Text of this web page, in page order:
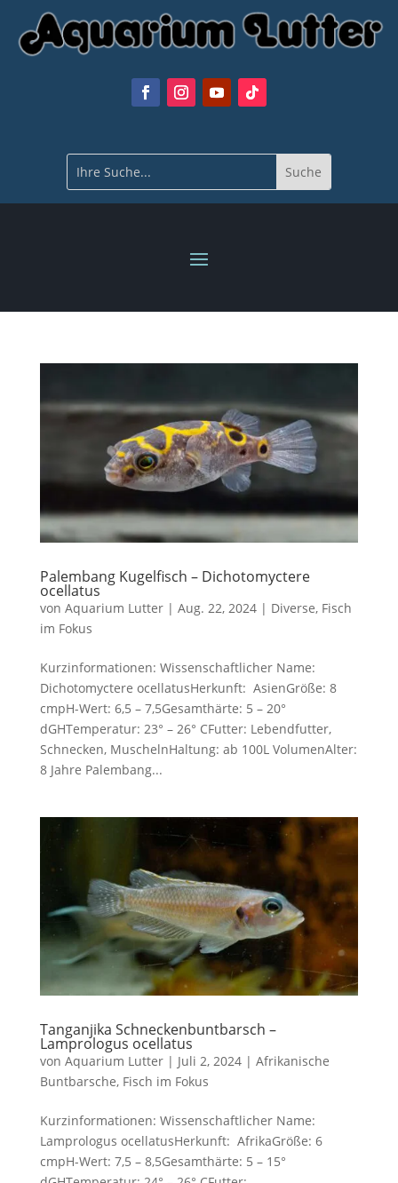
Palembang Kugelfisch – Dichotomyctere
ocellatus
von Aquarium Lutter| Aug. 22, 2024| Diverse, Fisch
im Fokus
Kurzinformationen: Wissenschaftlicher Name:
Dichotomyctere ocellatusHerkunft: AsienGröße: 8
cmpH-Wert: 6,5 – 7,5Gesamthärte: 5 – 20°
dGHTemperatur: 23° – 26° CFutter: Lebendfutter,
Schnecken, MuschelnHaltung: ab 100L VolumenAlter:
8 Jahre Palembang...
Tanganjika Schneckenbuntbarsch –
Lamprologus ocellatus
von Aquarium Lutter| Juli 2, 2024| Afrikanische
Buntbarsche, Fisch im Fokus
Kurzinformationen: Wissenschaftlicher Name:
Lamprologus ocellatusHerkunft: AfrikaGröße: 6
cmpH-Wert: 7,5 – 8,5Gesamthärte: 5 – 15°